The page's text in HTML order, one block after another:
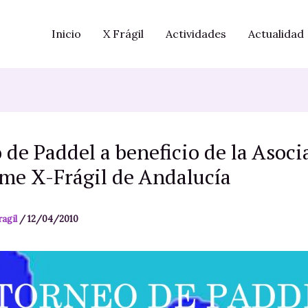
Inicio X Frágil Actividades Actualidad
de Paddel a beneficio de la
X-Frágil de Andalucía
/12/04/2010